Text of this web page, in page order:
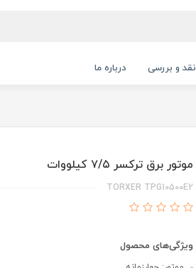
نقد و بررسی درباره ما
موتور برق ترکسر ۷/۵ کیلووات
TORXER TPG10500E2
ویژگی‌های محصول